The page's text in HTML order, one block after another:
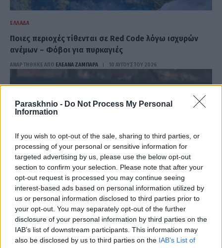
Paraskhnio - Do Not Process My Personal
Information
If you wish to opt-out of the sale, sharing to third parties, or
processing of your personal or sensitive information for
targeted advertising by us, please use the below opt-out
section to confirm your selection. Please note that after your
opt-out request is processed you may continue seeing
interest-based ads based on personal information utilized by
us or personal information disclosed to third parties prior to
your opt-out. You may separately opt-out of the further
disclosure of your personal information by third parties on the
IAB’s list of downstream participants. This information may
also be disclosed by us to third parties on the IAB’s List of
ΕΛΛΆΔΑ
Ποιες περιοχές τίθενται σε Red Code λόγω ισχυρών
ανέμων – Φόβοι για πυρκαγιές
ΑΝΑΡΤΗΘΗΚΕ ΑΠΟ ΕΛΕΑΝΑ ΖΑΜΠΑΡΑ 10 ΑΥΓΟΎΣΤΟΥ 2026
ΕΛΛΆΔΑ
Εισαγγελική παρέμβαση για το ελικόπτερο στο
Σαρακήνικο στη Μήλο – Θα δώσει εξηγήσεις ο